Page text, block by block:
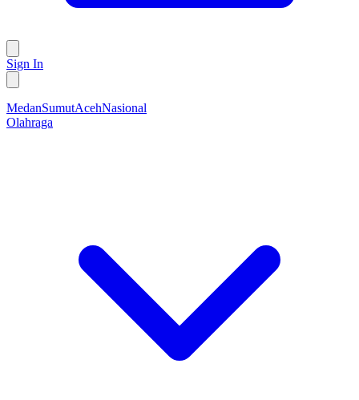
Sign In
MedanSumutAcehNasional
Olahraga